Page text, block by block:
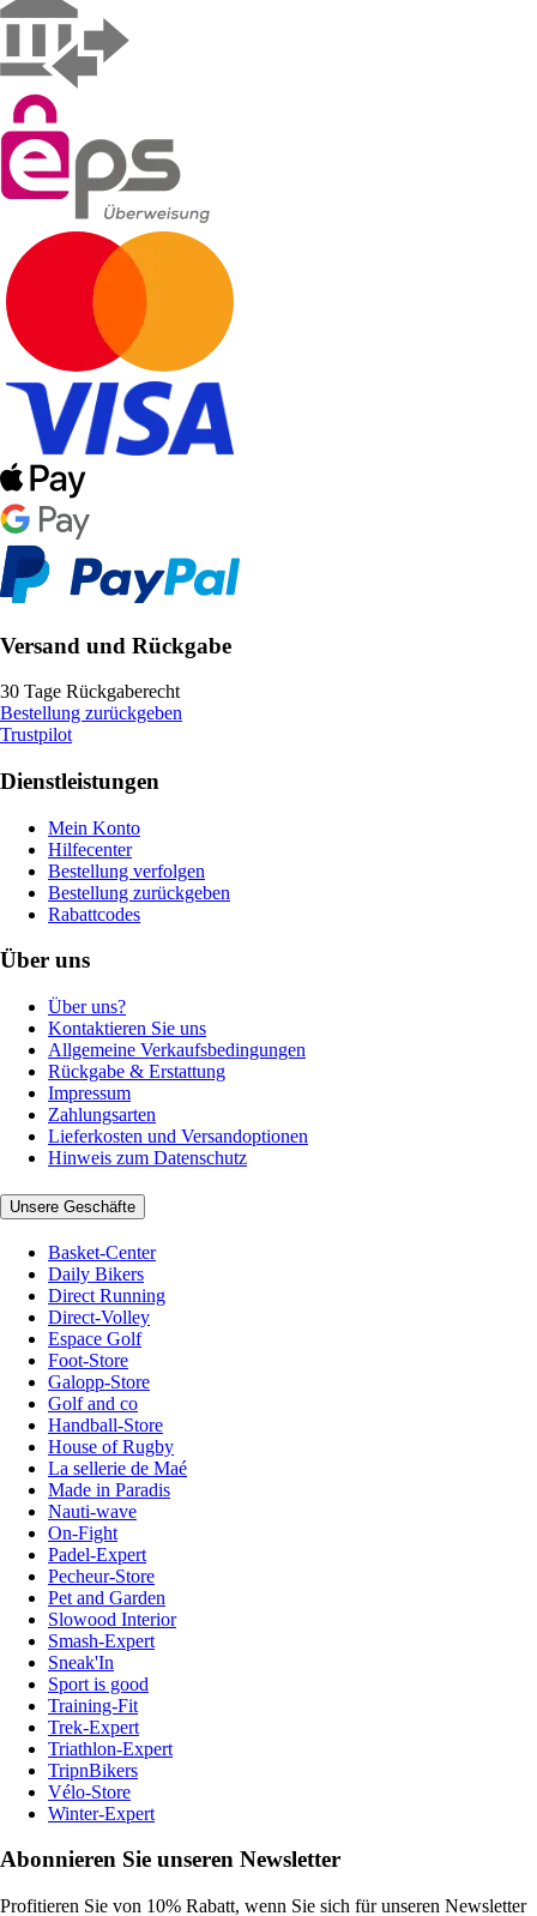
Versand und Rückgabe
30 Tage Rückgaberecht
Bestellung zurückgeben
Trustpilot
Dienstleistungen
Mein Konto
Hilfecenter
Bestellung verfolgen
Bestellung zurückgeben
Rabattcodes
Über uns
Über uns?
Kontaktieren Sie uns
Allgemeine Verkaufsbedingungen
Rückgabe & Erstattung
Impressum
Zahlungsarten
Lieferkosten und Versandoptionen
Hinweis zum Datenschutz
Unsere Geschäfte
Basket-Center
Daily Bikers
Direct Running
Direct-Volley
Espace Golf
Foot-Store
Galopp-Store
Golf and co
Handball-Store
House of Rugby
La sellerie de Maé
Made in Paradis
Nauti-wave
On-Fight
Padel-Expert
Pecheur-Store
Pet and Garden
Slowood Interior
Smash-Expert
Sneak'In
Sport is good
Training-Fit
Trek-Expert
Triathlon-Expert
TripnBikers
Vélo-Store
Winter-Expert
Abonnieren Sie unseren Newsletter
Profitieren Sie von 10% Rabatt, wenn Sie sich für unseren Newsletter